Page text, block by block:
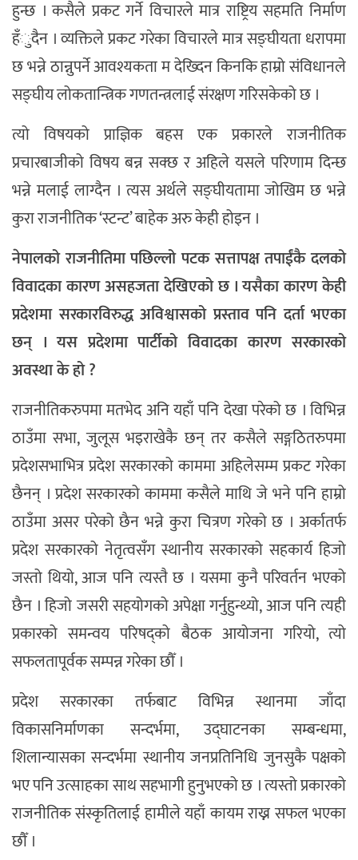
हुन्छ । कसैले प्रकट गर्ने विचारले मात्र राष्ट्रिय सहमति निर्माण
हँुदैन । व्यक्तिले प्रकट गरेका विचारले मात्र सङ्घीयता धरापमा
छ भन्ने ठान्नुपर्ने आवश्यकता म देख्दिन किनकि हाम्रो संविधानले
सङ्घीय लोकतान्त्रिक गणतन्त्रलाई संरक्षण गरिसकेको छ ।
त्यो विषयको प्राज्ञिक बहस एक प्रकारले राजनीतिक
प्रचारबाजीको विषय बन्न सक्छ र अहिले यसले परिणाम दिन्छ
भन्ने मलाई लाग्दैन । त्यस अर्थले सङ्घीयतामा जोखिम छ भन्ने
कुरा राजनीतिक ‘स्टन्ट’ बाहेक अरु केही होइन ।
नेपालको राजनीतिमा पछिल्लो पटक सत्तापक्ष तपाईंकै दलको
विवादका कारण असहजता देखिएको छ । यसैका कारण केही
प्रदेशमा सरकारविरुद्ध अविश्वासको प्रस्ताव पनि दर्ता भएका
छन् । यस प्रदेशमा पार्टीको विवादका कारण सरकारको
अवस्था के हो ?
राजनीतिकरुपमा मतभेद अनि यहाँ पनि देखा परेको छ । विभिन्न
ठाउँमा सभा, जुलूस भइराखेकै छन् तर कसैले सङ्गठितरुपमा
प्रदेशसभाभित्र प्रदेश सरकारको काममा अहिलेसम्म प्रकट गरेका
छैनन् । प्रदेश सरकारको काममा कसैले माथि जे भने पनि हाम्रो
ठाउँमा असर परेको छैन भन्ने कुरा चित्रण गरेको छ । अर्कातर्फ
प्रदेश सरकारको नेतृत्वसँग स्थानीय सरकारको सहकार्य हिजो
जस्तो थियो, आज पनि त्यस्तै छ । यसमा कुनै परिवर्तन भएको
छैन । हिजो जसरी सहयोगको अपेक्षा गर्नुहुन्थ्यो, आज पनि त्यही
प्रकारको समन्वय परिषद्को बैठक आयोजना गरियो, त्यो
सफलतापूर्वक सम्पन्न गरेका छौँ ।
प्रदेश सरकारका तर्फबाट विभिन्न स्थानमा जाँदा
विकासनिर्माणका सन्दर्भमा, उद्घाटनका सम्बन्धमा,
शिलान्यासका सन्दर्भमा स्थानीय जनप्रतिनिधि जुनसुकै पक्षको
भए पनि उत्साहका साथ सहभागी हुनुभएको छ । त्यस्तो प्रकारको
राजनीतिक संस्कृतिलाई हामीले यहाँ कायम राख्न सफल भएका
छौँ ।